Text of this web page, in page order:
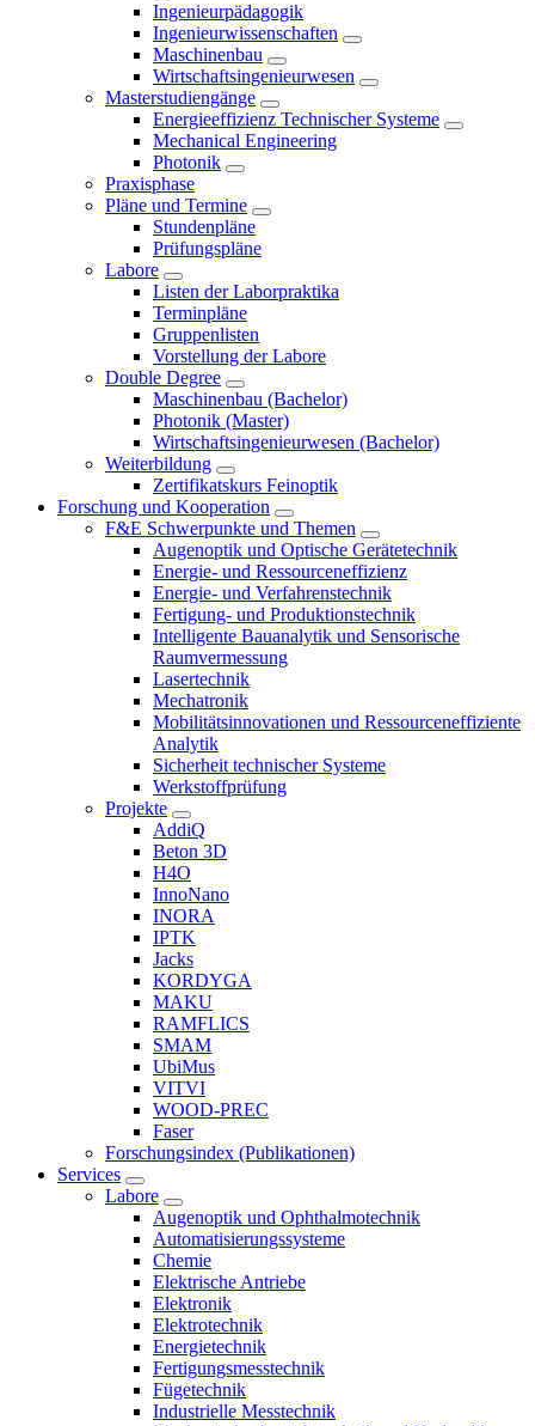
Ingenieurpädagogik
Ingenieurwissenschaften
Maschinenbau
Wirtschaftsingenieurwesen
Masterstudiengänge
Energieeffizienz Technischer Systeme
Mechanical Engineering
Photonik
Praxisphase
Pläne und Termine
Stundenpläne
Prüfungspläne
Labore
Listen der Laborpraktika
Terminpläne
Gruppenlisten
Vorstellung der Labore
Double Degree
Maschinenbau (Bachelor)
Photonik (Master)
Wirtschaftsingenieurwesen (Bachelor)
Weiterbildung
Zertifikatskurs Feinoptik
Forschung und Kooperation
F&E Schwerpunkte und Themen
Augenoptik und Optische Gerätetechnik
Energie- und Ressourceneffizienz
Energie- und Verfahrenstechnik
Fertigung- und Produktionstechnik
Intelligente Bauanalytik und Sensorische
Raumvermessung
Lasertechnik
Mechatronik
Mobilitätsinnovationen und Ressourceneffiziente
Analytik
Sicherheit technischer Systeme
Werkstoffprüfung
Projekte
AddiQ
Beton 3D
H4O
InnoNano
INORA
IPTK
Jacks
KORDYGA
MAKU
RAMFLICS
SMAM
UbiMus
VITVI
WOOD-PREC
Faser
Forschungsindex (Publikationen)
Services
Labore
Augenoptik und Ophthalmotechnik
Automatisierungssysteme
Chemie
Elektrische Antriebe
Elektronik
Elektrotechnik
Energietechnik
Fertigungsmesstechnik
Fügetechnik
Industrielle Messtechnik